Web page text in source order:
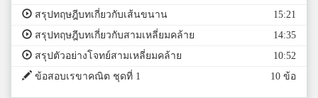
สรุปทฤษฎีบทเกี่ยวกับเส้นขนาน
15:21
สรุปทฤษฎีบทเกี่ยวกับสามเหลี่ยมคล้าย
14:35
สรุปตัวอย่างโจทย์สามเหลี่ยมคล้าย
10:52
ข้อสอบเรขาคณิต ชุดที่ 1
10 ข้อ